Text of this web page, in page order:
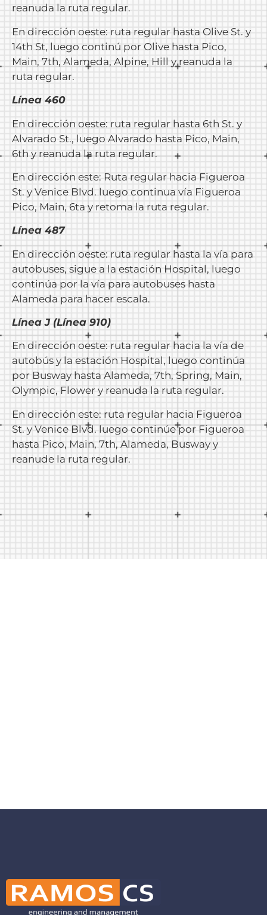
reanuda la ruta regular.
En dirección oeste: ruta regular hasta Olive St. y
14th St, luego continú por Olive hasta Pico,
Main, 7th, Alameda, Alpine, Hill y reanuda la
ruta regular.
Línea 460
En dirección oeste: ruta regular hasta 6th St. y
Alvarado St., luego Alvarado hasta Pico, Main,
6th y reanuda la ruta regular.
En dirección este: Ruta regular hacia Figueroa
St. y Venice Blvd. luego continua vía Figueroa
Pico, Main, 6ta y retoma la ruta regular.
Línea 487
En dirección oeste: ruta regular hasta la vía para
autobuses, sigue a la estación Hospital, luego
continúa por la vía para autobuses hasta
Alameda para hacer escala.
Línea J (Línea 910)
En dirección oeste: ruta regular hacia la vía de
autobús y la estación Hospital, luego continúa
por Busway hasta Alameda, 7th, Spring, Main,
Olympic, Flower y reanuda la ruta regular.
En dirección este: ruta regular hacia Figueroa
St. y Venice Blvd. luego continúe por Figueroa
hasta Pico, Main, 7th, Alameda, Busway y
reanude la ruta regular.